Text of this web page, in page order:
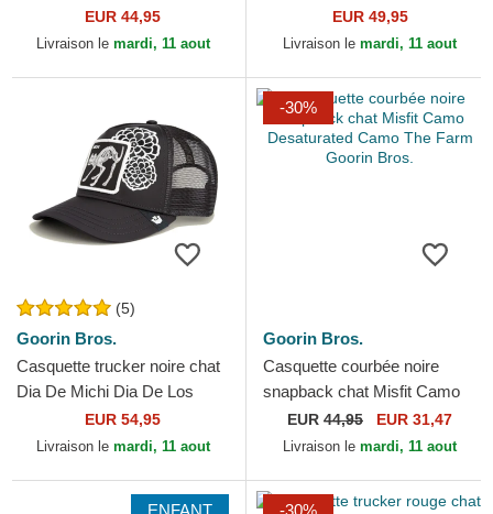
Goorin Bros.EUR 44,95
Livraison le mardi, 11 aout
Goorin Bros.EUR 49,95
Livraison le mardi, 11 aout
(5)
Goorin Bros.
Casquette trucker noire chat
Dia De Michi Dia De Los
Muertos The Farm Goorin
Bros.
EUR 54,95
Livraison le mardi, 11 aout
-30%
Goorin Bros.
Casquette courbée noire
snapback chat Misfit Camo
Desaturated Camo The Farm
Goorin Bros.
EUR 44,95 EUR 31,47
Livraison le mardi, 11 aout